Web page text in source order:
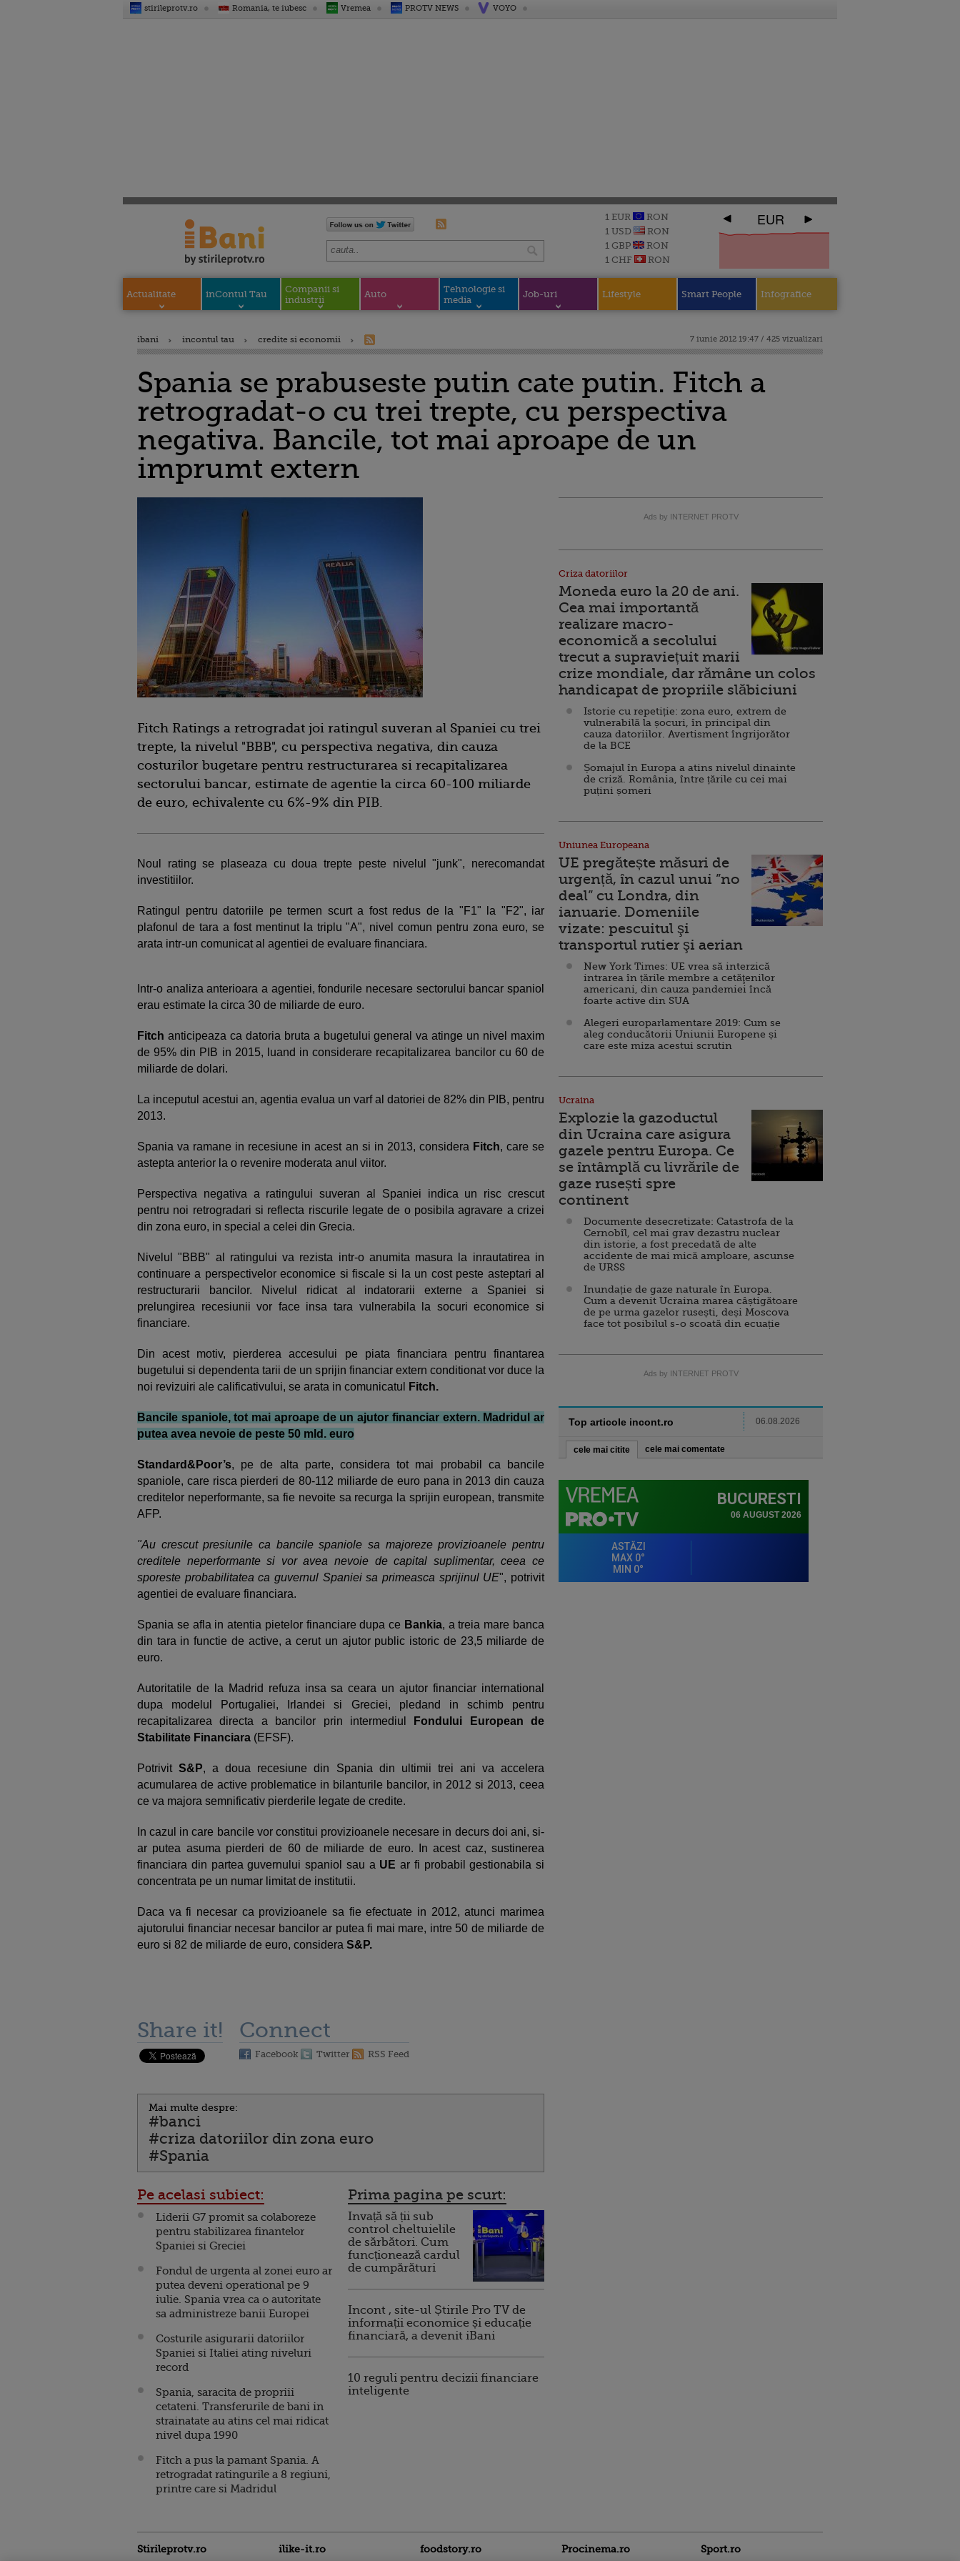
stirileprotv.ro Romania, te iubesc Vremea PROTV NEWS VOYO
1 EUR
RON
1 USD
RON
1 GBP
RON
1 CHF
RON
EUR
Actualitate inContul Tau
Companii si
industrii
Auto
Tehnologie si
media
Job-uri Lifestyle Smart People Infografice
ibani incontul tau credite si economii 7 iunie 2012 19:47 / 425 vizualizari
Spania se prabuseste putin cate putin. Fitch a
retrogradat-o cu trei trepte, cu perspectiva
negativa. Bancile, tot mai aproape de un
imprumt extern
Fitch Ratings a retrogradat joi ratingul suveran al Spaniei cu trei
trepte, la nivelul "BBB", cu perspectiva negativa, din cauza
costurilor bugetare pentru restructurarea si recapitalizarea
sectorului bancar, estimate de agentie la circa 60-100 miliarde
de euro, echivalente cu 6%-9% din PIB.
Noul rating se plaseaza cu doua trepte peste nivelul "junk", nerecomandat
investitiilor.
Ratingul pentru datoriile pe termen scurt a fost redus de la "F1" la "F2", iar
plafonul de tara a fost mentinut la triplu "A", nivel comun pentru zona euro, se
arata intr-un comunicat al agentiei de evaluare financiara.
Intr-o analiza anterioara a agentiei, fondurile necesare sectorului bancar spaniol
erau estimate la circa 30 de miliarde de euro.
Fitch anticipeaza ca datoria bruta a bugetului general va atinge un nivel maxim
de 95% din PIB in 2015, luand in considerare recapitalizarea bancilor cu 60 de
miliarde de dolari.
La inceputul acestui an, agentia evalua un varf al datoriei de 82% din PIB, pentru
2013.
Spania va ramane in recesiune in acest an si in 2013, considera Fitch, care se
astepta anterior la o revenire moderata anul viitor.
Perspectiva negativa a ratingului suveran al Spaniei indica un risc crescut
pentru noi retrogradari si reflecta riscurile legate de o posibila agravare a crizei
din zona euro, in special a celei din Grecia.
Nivelul "BBB" al ratingului va rezista intr-o anumita masura la inrautatirea in
continuare a perspectivelor economice si fiscale si la un cost peste asteptari al
restructurarii bancilor. Nivelul ridicat al indatorarii externe a Spaniei si
prelungirea recesiunii vor face insa tara vulnerabila la socuri economice si
financiare.
Din acest motiv, pierderea accesului pe piata financiara pentru finantarea
bugetului si dependenta tarii de un sprijin financiar extern conditionat vor duce la
noi revizuiri ale calificativului, se arata in comunicatul
Fitch.
Bancile spaniole, tot mai aproape de un ajutor financiar extern. Madridul ar
putea avea nevoie de peste 50 mld. euro
Standard&Poor’s, pe de alta parte, considera tot mai probabil ca bancile
spaniole, care risca pierderi de 80-112 miliarde de euro pana in 2013 din cauza
creditelor neperformante, sa fie nevoite sa recurga la sprijin european, transmite
AFP.
"Au crescut presiunile ca bancile spaniole sa majoreze provizioanele pentru
creditele neperformante si vor avea nevoie de capital suplimentar, ceea ce
sporeste probabilitatea ca guvernul Spaniei sa primeasca sprijinul UE", potrivit
agentiei de evaluare financiara.
Spania se afla in atentia pietelor financiare dupa ce Bankia, a treia mare banca
din tara in functie de active, a cerut un ajutor public istoric de 23,5 miliarde de
euro.
Autoritatile de la Madrid refuza insa sa ceara un ajutor financiar international
dupa modelul Portugaliei, Irlandei si Greciei, pledand in schimb pentru
recapitalizarea directa a bancilor prin intermediul
Fondului European de
Stabilitate Financiara (EFSF).
PotrivitS&P, a doua recesiune din Spania din ultimii trei ani va accelera
acumularea de active problematice in bilanturile bancilor, in 2012 si 2013, ceea
ce va majora semnificativ pierderile legate de credite.
In cazul in care bancile vor constitui provizioanele necesare in decurs doi ani, si-
ar putea asuma pierderi de 60 de miliarde de euro. In acest caz, sustinerea
financiara din partea guvernului spaniol sau a UE ar fi probabil gestionabila si
concentrata pe un numar limitat de institutii.
Daca va fi necesar ca provizioanele sa fie efectuate in 2012, atunci marimea
ajutorului financiar necesar bancilor ar putea fi mai mare, intre 50 de miliarde de
euro si 82 de miliarde de euro, considera S&P.
Share it! Connect
Facebook Twitter RSS Feed
Mai multe despre:
#banci
#criza datoriilor din zona euro
#Spania
Pe acelasi subiect:
Liderii G7 promit sa colaboreze
pentru stabilizarea finantelor
Spaniei si Greciei
Fondul de urgenta al zonei euro ar
putea deveni operational pe 9
iulie. Spania vrea ca o autoritate
sa administreze banii Europei
Costurile asigurarii datoriilor
Spaniei si Italiei ating niveluri
record
Spania, saracita de propriii
cetateni. Transferurile de bani in
strainatate au atins cel mai ridicat
nivel dupa 1990
Fitch a pus la pamant Spania. A
retrogradat ratingurile a 8 regiuni,
printre care si Madridul
Prima pagina pe scurt:
Invață să ții sub
control cheltuielile
de sărbători. Cum
funcționează cardul
de cumpărături
Incont , site-ul Știrile Pro TV de
informații economice și educație
financiară, a devenit iBani
10 reguli pentru decizii financiare
inteligente
Ads by INTERNET PROTV
Criza datoriilor
Moneda euro la 20 de ani.
Cea mai importantă
realizare macro-
economică a secolului
trecut a supraviețuit marii
crize mondiale, dar rămâne un colos
handicapat de propriile slăbiciuni
Istorie cu repetiție: zona euro, extrem de
vulnerabilă la șocuri, în principal din
cauza datoriilor. Avertisment îngrijorător
de la BCE
Șomajul în Europa a atins nivelul dinainte
de criză. România, între țările cu cei mai
puțini șomeri
Uniunea Europeana
UE pregătește măsuri de
urgență, în cazul unui ”no
deal” cu Londra, din
ianuarie. Domeniile
vizate: pescuitul şi
transportul rutier şi aerian
New York Times: UE vrea să interzică
intrarea în țările membre a cetăţenilor
americani, din cauza pandemiei încă
foarte active din SUA
Alegeri europarlamentare 2019: Cum se
aleg conducătorii Uniunii Europene și
care este miza acestui scrutin
Ucraina
Explozie la gazoductul
din Ucraina care asigura
gazele pentru Europa. Ce
se întâmplă cu livrările de
gaze rusești spre
continent
Documente desecretizate: Catastrofa de la
Cernobîl, cel mai grav dezastru nuclear
din istorie, a fost precedată de alte
accidente de mai mică amploare, ascunse
de URSS
Inundație de gaze naturale în Europa.
Cum a devenit Ucraina marea câștigătoare
de pe urma gazelor rusești, deși Moscova
face tot posibilul s-o scoată din ecuație
Ads by INTERNET PROTV
Top articole incont.ro 06.08.2026
cele mai citite cele mai comentate
Stirileprotv.ro ilike-it.ro foodstory.ro Procinema.ro Sport.ro